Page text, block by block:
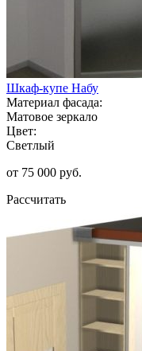
Шкаф-купе Набу
Материал фасада:
Матовое зеркало
Цвет:
Светлый
от 75 000 руб.
Рассчитать